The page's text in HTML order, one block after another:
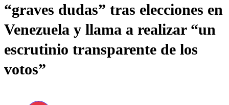
“graves dudas” tras elecciones en
Venezuela y llama a realizar “un
escrutinio transparente de los
votos”